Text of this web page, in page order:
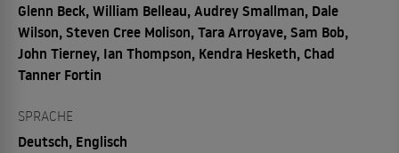
Glenn Beck, William Belleau, Audrey Smallman, Dale
Wilson, Steven Cree Molison, Tara Arroyave, Sam Bob,
John Tierney, Ian Thompson, Kendra Hesketh, Chad
Tanner Fortin
SPRACHE
Deutsch, Englisch